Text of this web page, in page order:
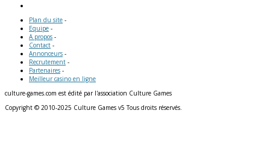
Plan du site -
Equipe -
A propos -
Contact -
Annonceurs -
Recrutement -
Partenaires -
Meilleur casino en ligne
culture-games.com est édité par l'association Culture Games
Copyright © 2010-2025 Culture Games v5 Tous droits réservés.